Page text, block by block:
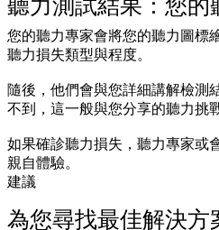
聽力測試結果：您的
您的聽力專家會將您的聽力圖標
聽力損失類型與程度。
隨後，他們會與您詳細講解檢測
不到，這一般與您分享的聽力挑
如果確診聽力損失，聽力專家或
親自體驗。
建議
為您尋找最佳解決方